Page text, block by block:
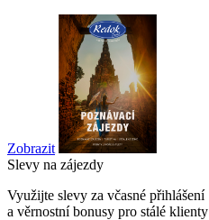
Zobrazit
Slevy na zájezdy
Využijte slevy za včasné přihlášení
a věrnostní bonusy pro stálé klienty